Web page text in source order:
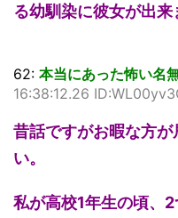
る幼馴染に彼女が出来
62: 本当にあった怖い名
16:38:12.26
昔話ですがお暇な方
い。
私が高校1年生の頃、